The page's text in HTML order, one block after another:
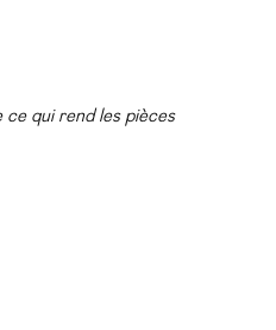
qui rend les pièces